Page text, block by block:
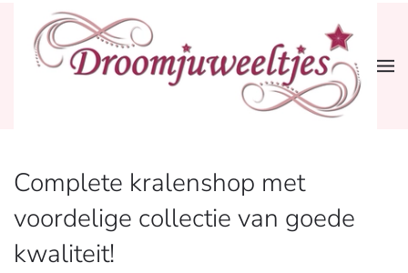
Complete kralenshop met
voordelige collectie van goede
kwaliteit!